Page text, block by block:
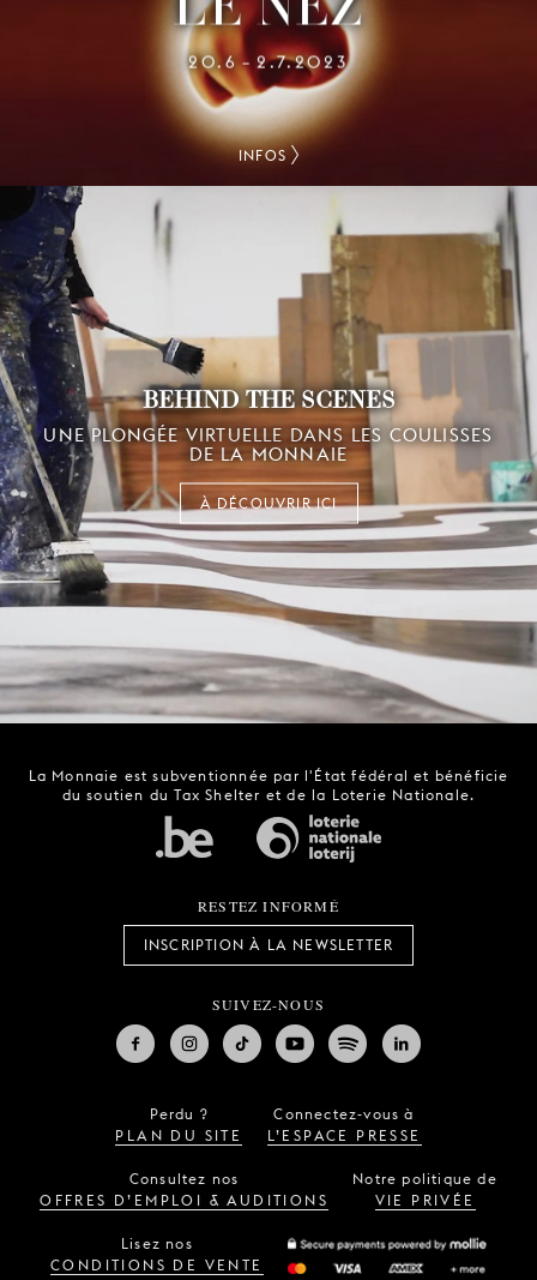
20.6 – 2.7.2023
INFOS
BEHIND THE SCENES
UNE PLONGÉE VIRTUELLE DANS LES COULISSES
DE LA MONNAIE
À DÉCOUVRIR ICI
La Monnaie est subventionnée par l'État fédéral et bénéficie
du soutien du Tax Shelter et de la Loterie Nationale.
RESTEZ INFORMÉ
INSCRIPTION À LA NEWSLETTER
SUIVEZ-NOUS
Perdu ?
PLAN DU SITE
Connectez-vous à
L’ESPACE PRESSE
Consultez nos
OFFRES D’EMPLOI & AUDITIONS
Notre politique de
VIE PRIVÉE
Lisez nos
CONDITIONS DE VENTE